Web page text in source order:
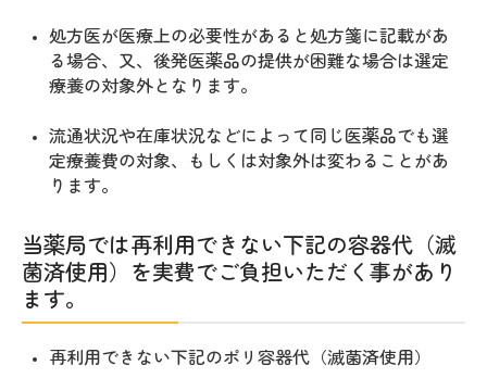
処方医が医療上の必要性があると処方箋に記載があ
る場合、又、後発医薬品の提供が困難な場合は選定
療養の対象外となります。
流通状況や在庫状況などによって同じ医薬品でも選
定療養費の対象、もしくは対象外は変わることがあ
ります。
当薬局では再利用できない下記の容器代（滅
菌済使用）を実費でご負担いただく事があり
ます。
再利用できない下記のポリ容器代（滅菌済使用）